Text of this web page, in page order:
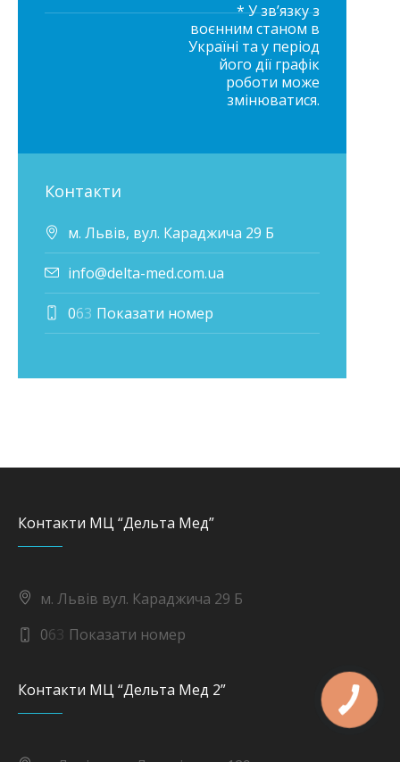
* У зв’язку з
воєнним станом в
Україні та у період
його дії графік
роботи може
змінюватися.
Контакти
м. Львів, вул. Караджича 29 Б
info@delta-med.com.ua
063 Показати номер
Контакти МЦ “Дельта Мед”
м. Львів вул. Караджича 29 Б
063 Показати номер
Контакти МЦ “Дельта Мед 2”